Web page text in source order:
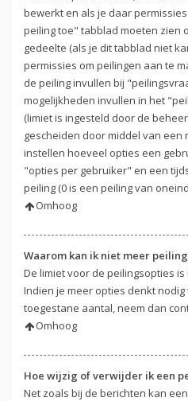
bewerkt en als je daar
peiling toe" tabblad moeten zien
gedeelte (als je dit tabblad niet
permissies om peilingen aan te
de peiling invullen bij
mogelijkheden invullen in het
(limiet is ingesteld door de
gescheiden door middel van een
instellen hoeveel opties een
"opties per gebruiker" en een
peiling (0 is een peiling van
Omhoog
Waarom kan ik niet meer
De limiet voor de peilingsopties
Indien je meer opties denkt
toegestane aantal, neem dan
Omhoog
Hoe wijzig of verwijder ik een
Net zoals bij de berichten kan